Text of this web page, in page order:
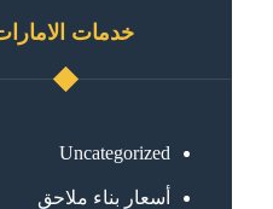
خدمات
Uncategorized
أسعار بناء ملاحق